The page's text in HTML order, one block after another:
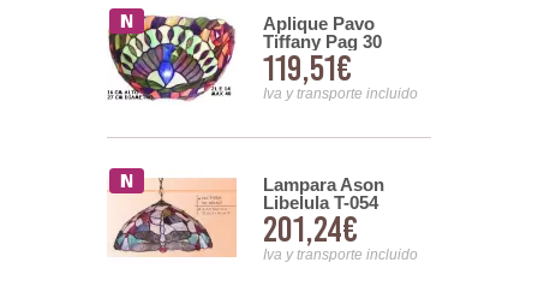
Aplique Pavo
Tiffany Pag 30
119,51€
Iva y transporte incluido
Lampara Ason
Libelula T-054
201,24€
Iva y transporte incluido